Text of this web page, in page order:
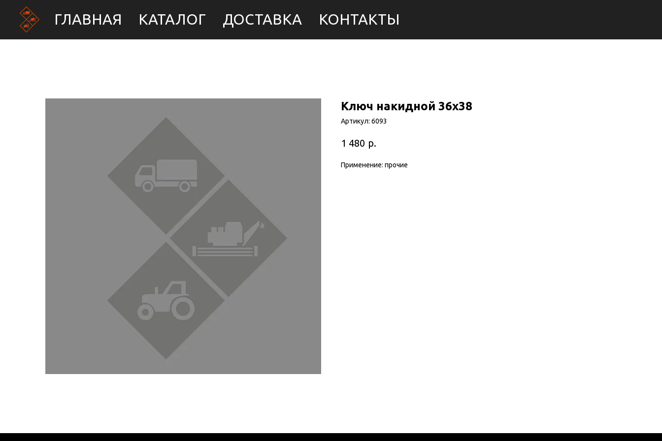
ГЛАВНАЯ КАТАЛОГ ДОСТАВКА КОНТАКТЫ
Ключ накидной 36x38
Артикул: 6093
1 480 р.
Применение: прочие